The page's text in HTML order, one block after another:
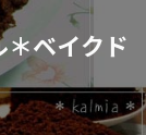
ベイクド